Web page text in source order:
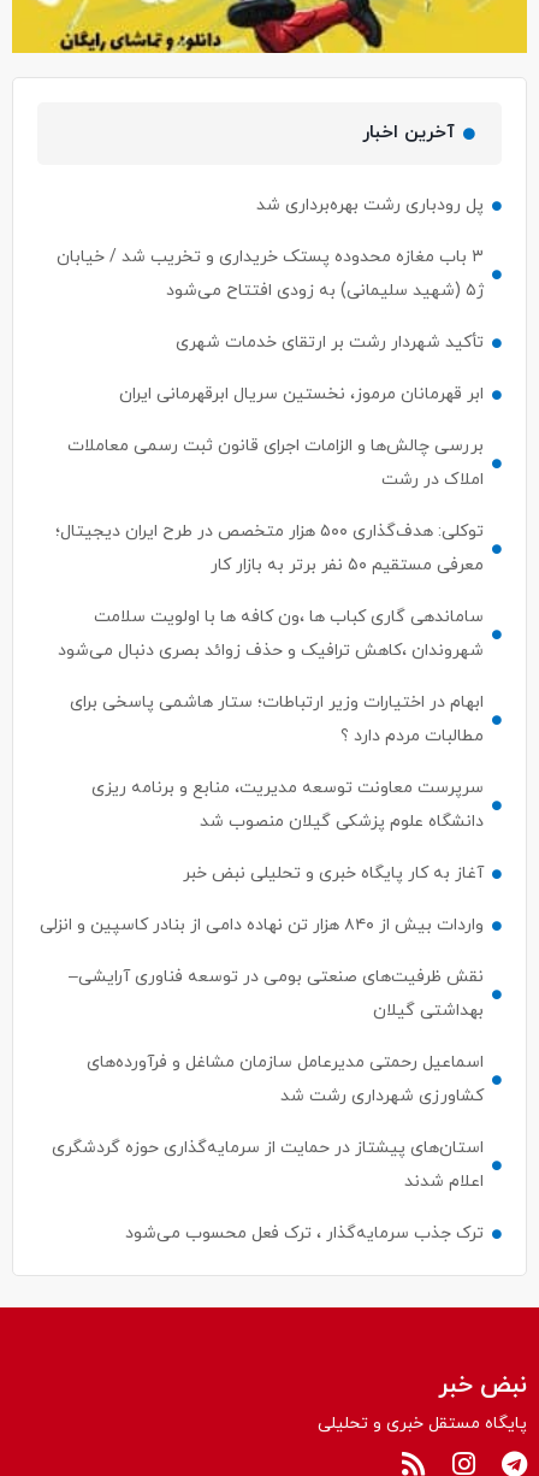
آخرین اخبار
پل رودباری رشت بهره‌برداری شد
۳ باب مغازه محدوده پستک خریداری و تخریب شد / خیابان
ژ۵ (شهید سلیمانی) به زودی افتتاح می‌شود
تأکید شهردار رشت بر ارتقای خدمات شهری
ابر قهرمانان مرموز، نخستین سریال ابرقهرمانی ایران
بررسی چالش‌ها و الزامات اجرای قانون ثبت رسمی معاملات
املاک در رشت
توکلی: هدف‌گذاری ۵۰۰ هزار متخصص در طرح ایران دیجیتال؛
معرفی مستقیم ۵۰ نفر برتر به بازار کار
ساماندهی گاری کباب ها ،ون کافه ها با اولویت سلامت
شهروندان ،کاهش ترافیک و حذف زوائد بصری دنبال می‌شود
ابهام در اختیارات وزیر ارتباطات؛ ستار هاشمی پاسخی برای
مطالبات مردم دارد ؟
سرپرست معاونت توسعه مدیریت، منابع و برنامه ریزی
دانشگاه علوم پزشکی گیلان منصوب شد
آغاز به کار پایگاه خبری و تحلیلی نبض خبر
واردات بیش از ۸۴۰ هزار تن نهاده دامی از بنادر كاسپین و انزلی
نقش ظرفیت‌های صنعتی بومی در توسعه فناوری آرایشی–
بهداشتی گیلان
اسماعیل رحمتی مدیرعامل سازمان مشاغل و فرآورده‌های
کشاورزی شهرداری رشت شد
استان‌های پیشتاز در حمایت از سرمایه‌گذاری حوزه گردشگری
اعلام شدند
ترک جذب سرمایه‌گذار ، ترک فعل محسوب می‌شود
نبض خبر
پایگاه مستقل خبری و تحلیلی